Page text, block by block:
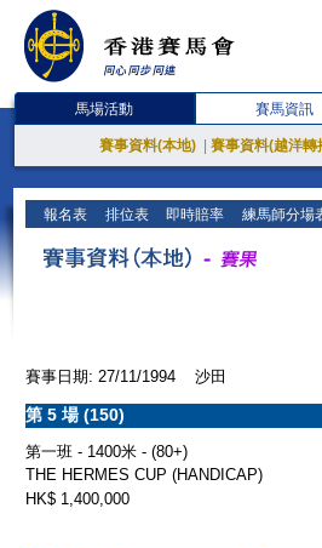
馬場活動 賽馬資訊
賽事資料(本地) 賽事資料(越洋轉
報名表 排位表 即時賠率 練馬師分場
賽事日期: 27/11/1994 沙田
第 5 場 (150)
第一班 - 1400米 - (80+)
THE HERMES CUP (HANDICAP)
HK$ 1,400,000